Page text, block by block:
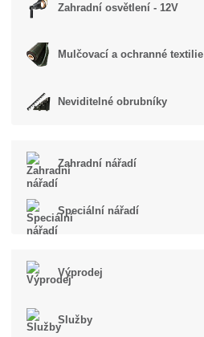
Zahradní osvětlení - 12V
Mulčovací a ochranné textilie
Neviditelné obrubníky
Zahradní nářadí
Speciální nářadí
Výprodej
Služby